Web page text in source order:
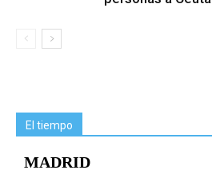
El tiempo
MADRID